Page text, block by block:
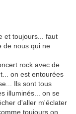
et toujours... faut
de nous qui ne
rock avec de
on est entourées
Ils sont tous
illuminés... on se
d'aller m'éclater
toujours on